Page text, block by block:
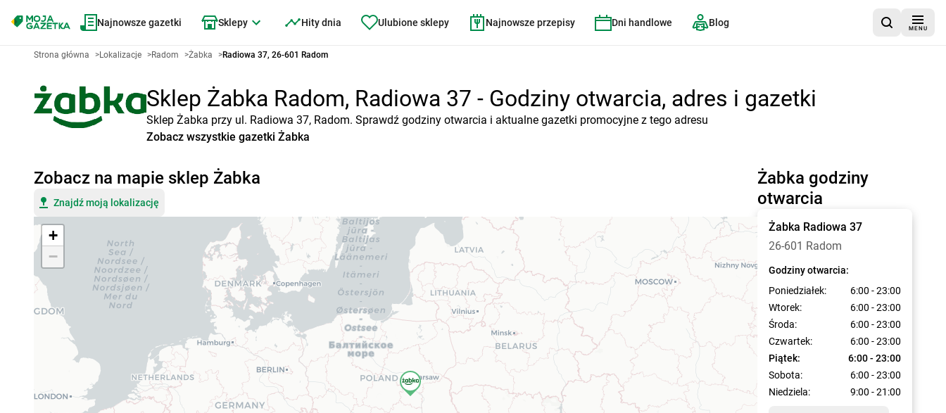
Najnowsze gazetki Sklepy Hity dnia Ulubione sklepy Najnowsze przepisy Dni handlowe Blog
MENU
Strona główna >Lokalizacje >Radom >Żabka >Radiowa 37, 26-601 Radom
Sklep Żabka Radom, Radiowa 37 - Godziny otwarcia, adres i gazetki
Sklep Żabka przy ul. Radiowa 37, Radom. Sprawdź godziny otwarcia i aktualne gazetki promocyjne z tego adresu
Zobacz wszystkie gazetki Żabka
Żabka godziny
otwarcia
Żabka Radiowa 37
26-601 Radom
Godziny otwarcia:
Poniedziałek:
6:00 - 23:00
Wtorek:
6:00 - 23:00
Środa:
6:00 - 23:00
Czwartek:
6:00 - 23:00
Piątek:
6:00 - 23:00
Sobota:
6:00 - 23:00
Niedziela:
9:00 - 21:00
Zobacz na mapie sklep Żabka
Znajdź moją lokalizację
+
−